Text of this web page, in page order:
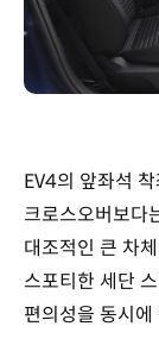
EV4의 앞좌석
크로스오버보다
대조적인 큰 차
스포티한 세단
편의성을 동시